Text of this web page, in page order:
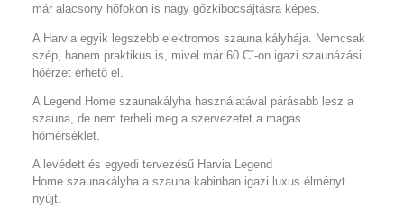
már alacsony hőfokon is nagy gőzkibocsájtásra képes.
A Harvia egyik legszebb elektromos szauna kályhája. Nemcsak
szép, hanem praktikus is, mivel már 60 C˚-on igazi szaunázási
hőérzet érhető el.
A Legend Home szaunakályha használatával párásabb lesz a
szauna, de nem terheli meg a szervezetet a magas
hőmérséklet.
A levédett és egyedi tervezésű Harvia Legend
Home szaunakályha a szauna kabinban igazi luxus élményt
nyújt.